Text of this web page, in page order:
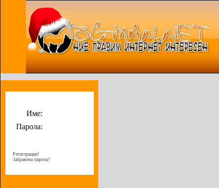
Име:
Парола:
Регистрация!
Забравена парола?